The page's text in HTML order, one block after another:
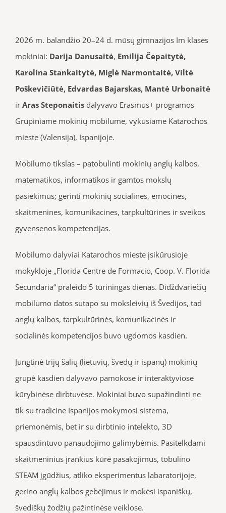
2026 m. balandžio 20–24 d. mūsų gimnazijos Im klasės
mokiniai: Darija Danusaitė, Emilija Čepaitytė,
Karolina Stankaitytė, Miglė Narmontaitė, Viltė
Poškevičiūtė, Edvardas Bajarskas, Mantė Urbonaitė
ir Aras Steponaitis dalyvavo Erasmus+ programos
Grupiniame mokinių mobilume, vykusiame Katarochos
mieste (Valensija), Ispanijoje.
Mobilumo tikslas – patobulinti mokinių anglų kalbos,
matematikos, informatikos ir gamtos mokslų
pasiekimus; gerinti mokinių socialines, emocines,
skaitmenines, komunikacines, tarpkultūrines ir sveikos
gyvensenos kompetencijas.
Mobilumo dalyviai Katarochos mieste įsikūrusioje
mokykloje „Florida Centre de Formacio, Coop. V. Florida
Secundaria“ praleido 5 turiningas dienas. Didždvariečių
mobilumo datos sutapo su moksleivių iš Švedijos, tad
anglų kalbos, tarpkultūrinės, komunikacinės ir
socialinės kompetencijos buvo ugdomos kasdien.
Jungtinė trijų šalių (lietuvių, švedų ir ispanų) mokinių
grupė kasdien dalyvavo pamokose ir interaktyviose
kūrybinėse dirbtuvėse. Mokiniai buvo supažindinti ne
tik su tradicine Ispanijos mokymosi sistema,
priemonėmis, bet ir su dirbtinio intelekto, 3D
spausdintuvo panaudojimo galimybėmis. Pasitelkdami
skaitmeninius įrankius kūrė pasakojimus, tobulino
STEAM įgūdžius, atliko eksperimentus labaratorijoje,
gerino anglų kalbos gebėjimus ir mokėsi ispaniškų,
švediškų žodžių pažintinėse veiklose.